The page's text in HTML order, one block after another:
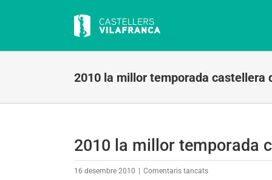
2010 la millor temporada castellera
2010 la millor temporada
16 desembre 2010 Comentaris tancatsa